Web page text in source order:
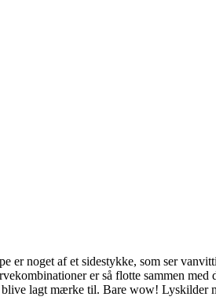
er noget af et sidestykke, som ser
er så flotte sammen
lagt mærke til. Bare wow! Lyskilder